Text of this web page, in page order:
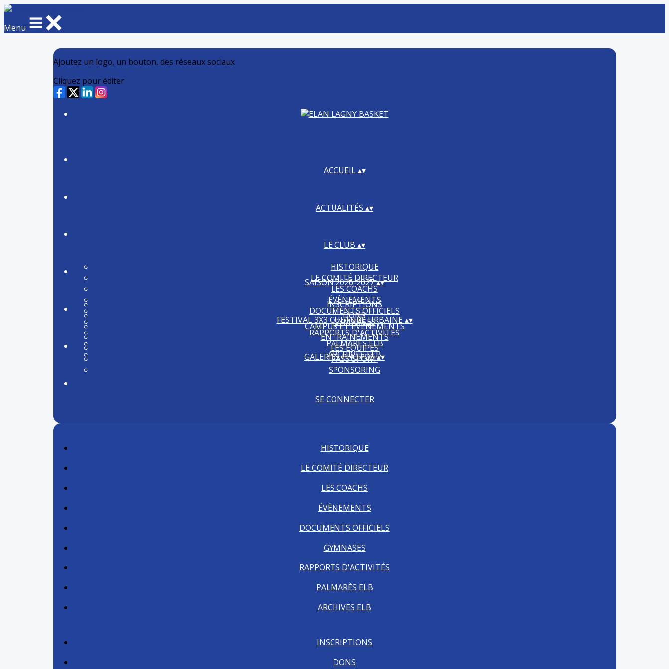
Menu
Ajoutez un logo, un bouton, des réseaux sociaux
Cliquez pour éditer
ACCUEIL▴▾
ACTUALITÉS ▴▾
LE CLUB ▴▾
HISTORIQUE
LE COMITÉ DIRECTEUR
LES COACHS
ÉVÈNEMENTS
DOCUMENTS OFFICIELS
GYMNASES
RAPPORTS D'ACTIVITÉS
PALMARÈS ELB
ARCHIVES ELB
SAISON 2026-2027▴▾
INSCRIPTIONS
DONS
CAMPUS ET ÉVÉNEMENTS
ENTRAINEMENTS
LES ÉQUIPES
PASS'SPORT
SPONSORING
FESTIVAL 3X3 CULTURE URBAINE▴▾
GALERIES PHOTOS▴▾
SE CONNECTER
HISTORIQUE
LE COMITÉ DIRECTEUR
LES COACHS
ÉVÈNEMENTS
DOCUMENTS OFFICIELS
GYMNASES
RAPPORTS D'ACTIVITÉS
PALMARÈS ELB
ARCHIVES ELB
INSCRIPTIONS
DONS